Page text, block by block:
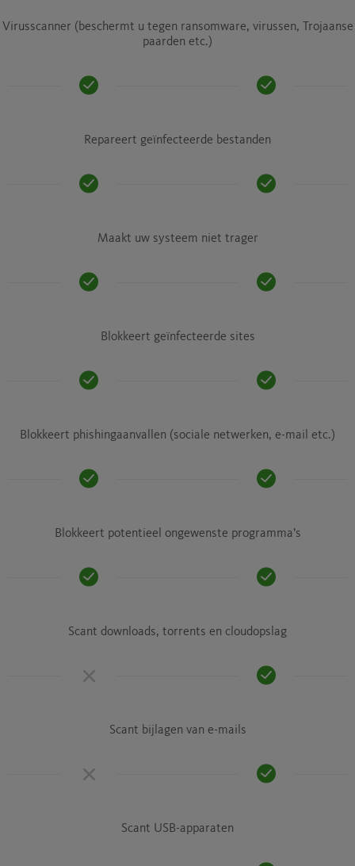
Virusscanner (beschermt u tegen ransomware, virussen, Trojaanse
paarden etc.)
Repareert geïnfecteerde bestanden
Maakt uw systeem niet trager
Blokkeert geïnfecteerde sites
Blokkeert phishingaanvallen (sociale netwerken, e-mail etc.)
Blokkeert potentieel ongewenste programma’s
Scant downloads, torrents en cloudopslag
Scant bijlagen van e-mails
Scant USB-apparaten